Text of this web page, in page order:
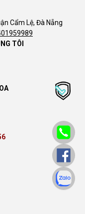
Cẩm Lệ, Đà Nẵng
TÔI